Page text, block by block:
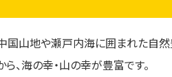
国山地や瀬戸内海に囲まれた自然
、海の幸・山の幸が豊富です。